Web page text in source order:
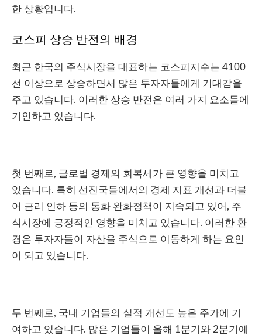
한 상황입니다.
코스피 상승 반전의 배경
최근 한국의 주식시장을 대표하는 코스피지수는 4100
선 이상으로 상승하면서 많은 투자자들에게 기대감을
주고 있습니다. 이러한 상승 반전은 여러 가지 요소들에
기인하고 있습니다.
첫 번째로, 글로벌 경제의 회복세가 큰 영향을 미치고
있습니다. 특히 선진국들에서의 경제 지표 개선과 더불
어 금리 인하 등의 통화 완화정책이 지속되고 있어, 주
식시장에 긍정적인 영향을 미치고 있습니다. 이러한 환
경은 투자자들이 자산을 주식으로 이동하게 하는 요인
이 되고 있습니다.
두 번째로, 국내 기업들의 실적 개선도 높은 주가에 기
여하고 있습니다. 많은 기업들이 올해 1분기와 2분기에